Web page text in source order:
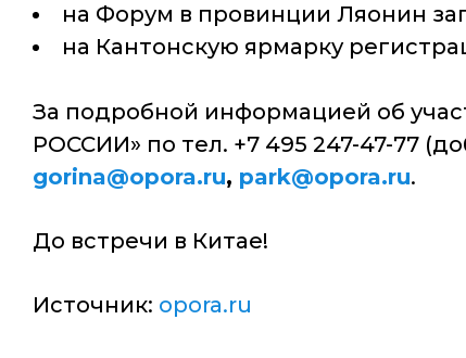
на Форум в провинции Ляонин
на Кантонскую ярмарку
За подробной информацией об
РОССИИ» по тел. +7 495 247-47-77
gorina@opora.ru, park@opora.ru.
До встречи в Китае!
Источник: opora.ru